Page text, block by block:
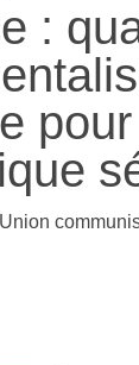
:
Union